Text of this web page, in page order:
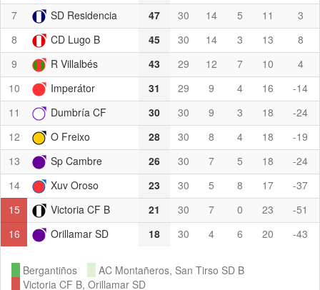
7
SD Residencia 47 30 14 5 11
3
8
CD Lugo B 45 30 14 3 13
8
9
R Villalbés 43 29 12 7 10
4
10
Imperátor 31 29 9 4 16
-14
11
Dumbría CF 30 30 9 3 18
-24
12
O Freixo 28 30 8 4 18
-19
13
Sp Cambre 26 30 7 5 18
-24
14
Xuv Oroso 23 30 5 8 17
-37
15
Victoria CF B 21 30 7 0 23
-51
16
Orillamar SD 18 30 4 6 20 -43
Bergantiños
AC Montañeros, San Tirso SD B
Victoria CF B, Orillamar SD